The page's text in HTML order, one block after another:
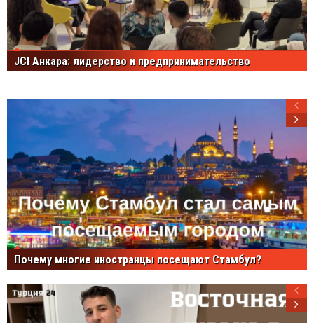
JCI Анкара: лидерство и предпринимательство
Почему многие иностранцы посещают Стамбул?